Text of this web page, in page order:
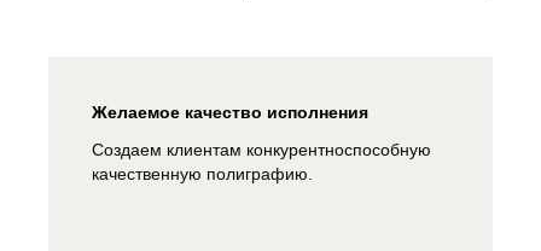
Желаемое качество исполнения
Создаем клиентам конкурентноспособную
качественную полиграфию.